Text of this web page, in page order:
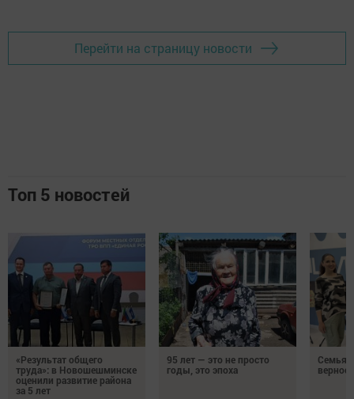
Перейти на страницу новости
Топ 5 новостей
«Результат общего
труда»: в Новошешминске
оценили развитие района
за 5 лет
95 лет — это не просто
годы, это эпоха
Семья